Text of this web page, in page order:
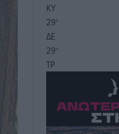
ΚΥ
29°
ΔΕ
29°
ΤΡ